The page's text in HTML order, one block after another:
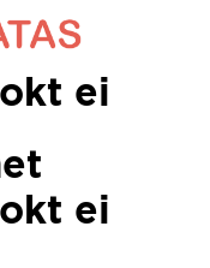
ei
ei